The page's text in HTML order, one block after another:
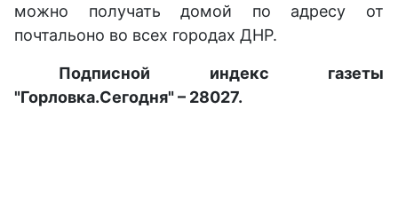
можно получать домой по адресу от
почтальоно во всех городах ДНР.
Подписной индекс газеты
"Горловка.Сегодня" – 28027.